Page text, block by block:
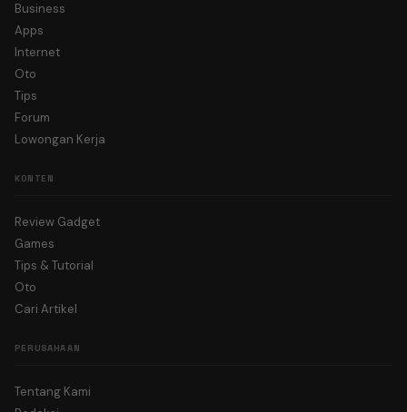
Business
Apps
Internet
Oto
Tips
Forum
Lowongan Kerja
KONTEN
Review Gadget
Games
Tips & Tutorial
Oto
Cari Artikel
PERUSAHAAN
Tentang Kami